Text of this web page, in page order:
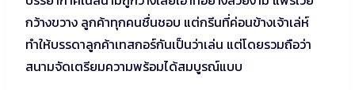
กว้างขวาง ลูกค้าทุกคนชื่นชอบ แต่กรีนที่ค่อนข้างเจ้าเล่ห์
ทำให้บรรดาลูกค้าเทสกอร์กันเป็นว่าเล่น แต่โดยรวมถือว่า
สนามจัดเตรียมความพร้อมได้สมบูรณ์แบบ